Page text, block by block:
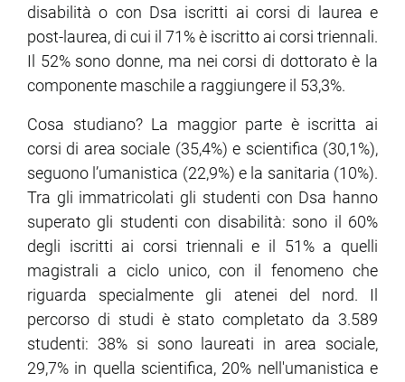
disabilità o con Dsa iscritti ai corsi di laurea e
post-laurea, di cui il 71% è iscritto ai corsi triennali.
Il 52% sono donne, ma nei corsi di dottorato è la
componente maschile a raggiungere il 53,3%.
Cosa studiano? La maggior parte è iscritta ai
corsi di area sociale (35,4%) e scientifica (30,1%),
seguono l’umanistica (22,9%) e la sanitaria (10%).
Tra gli immatricolati gli studenti con Dsa hanno
superato gli studenti con disabilità: sono il 60%
degli iscritti ai corsi triennali e il 51% a quelli
magistrali a ciclo unico, con il fenomeno che
riguarda specialmente gli atenei del nord. Il
percorso di studi è stato completato da 3.589
studenti: 38% si sono laureati in area sociale,
29,7% in quella scientifica, 20% nell'umanistica e